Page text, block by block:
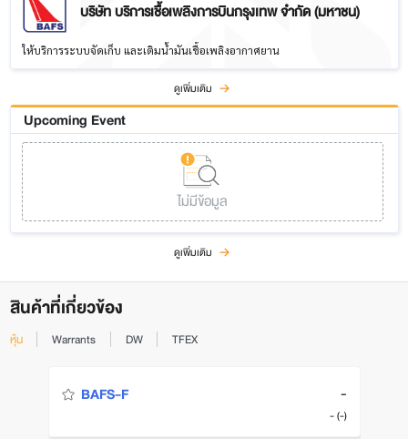
บริษัท บริการเชื้อเพลิงการบินกรุงเทพ จำกัด (มหาชน)
ให้บริการระบบจัดเก็บ และเติมนํ้ามันเชื้อเพลิงอากาศยาน
ดูเพิ่มเติม
Upcoming Event
ไม่มีข้อมูล
ดูเพิ่มเติม
สินค้าที่เกี่ยวข้อง
หุ้น Warrants DW TFEX
BAFS-F -
- (-)